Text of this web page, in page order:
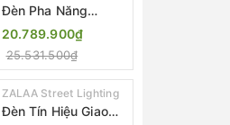
Đèn Pha Năng
Lượng Mặt Trời Sân
Thể Thao ZALAA
Jsc Chống Nước
IP65 Cao Cấp
20.789.900₫
25.531.500₫
ZALAA Street Lighting
Đèn Tín Hiệu Giao